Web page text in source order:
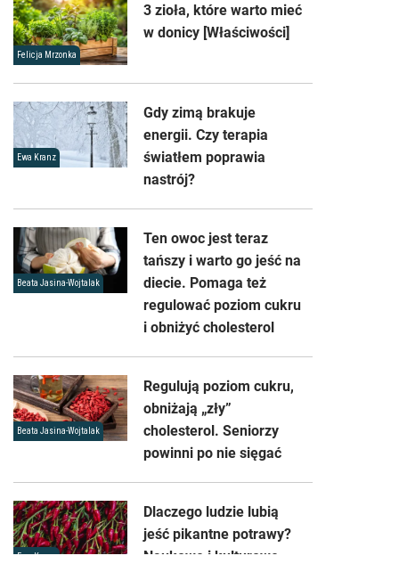
Felicja Mrzonka
3 zioła, które warto mieć
w donicy [Właściwości]
Ewa Kranz
Gdy zimą brakuje
energii. Czy terapia
światłem poprawia
nastrój?
Beata Jasina-Wojtalak
Ten owoc jest teraz
tańszy i warto go jeść na
diecie. Pomaga też
regulować poziom cukru
i obniżyć cholesterol
Beata Jasina-Wojtalak
Regulują poziom cukru,
obniżają „zły”
cholesterol. Seniorzy
powinni po nie sięgać
Ewa Kranz
Dlaczego ludzie lubią
jeść pikantne potrawy?
Naukowe i kulturowe